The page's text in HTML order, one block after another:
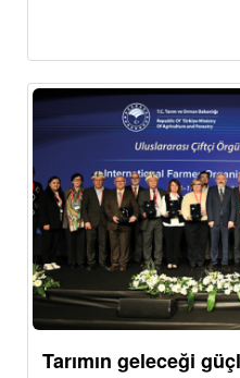
Tarımın geleceği